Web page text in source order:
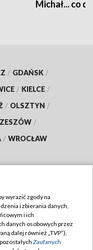
Michał... co
/ GDAŃSK /
/ KIELCE /
/ OLSZTYN /
/
/ WROCŁAW
wyrazić zgody na
i zbierania danych,
i ich
danych osobowych przez
dalej również „TVP”),
Zaufanych